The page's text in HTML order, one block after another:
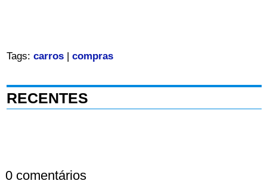
Tags: carros| compras
RECENTES
0 comentários